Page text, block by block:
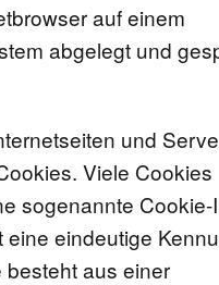
auf einem
abgelegt und
und
Viele Cookies
sogenannte Cookie-
eine eindeutige
besteht aus einer